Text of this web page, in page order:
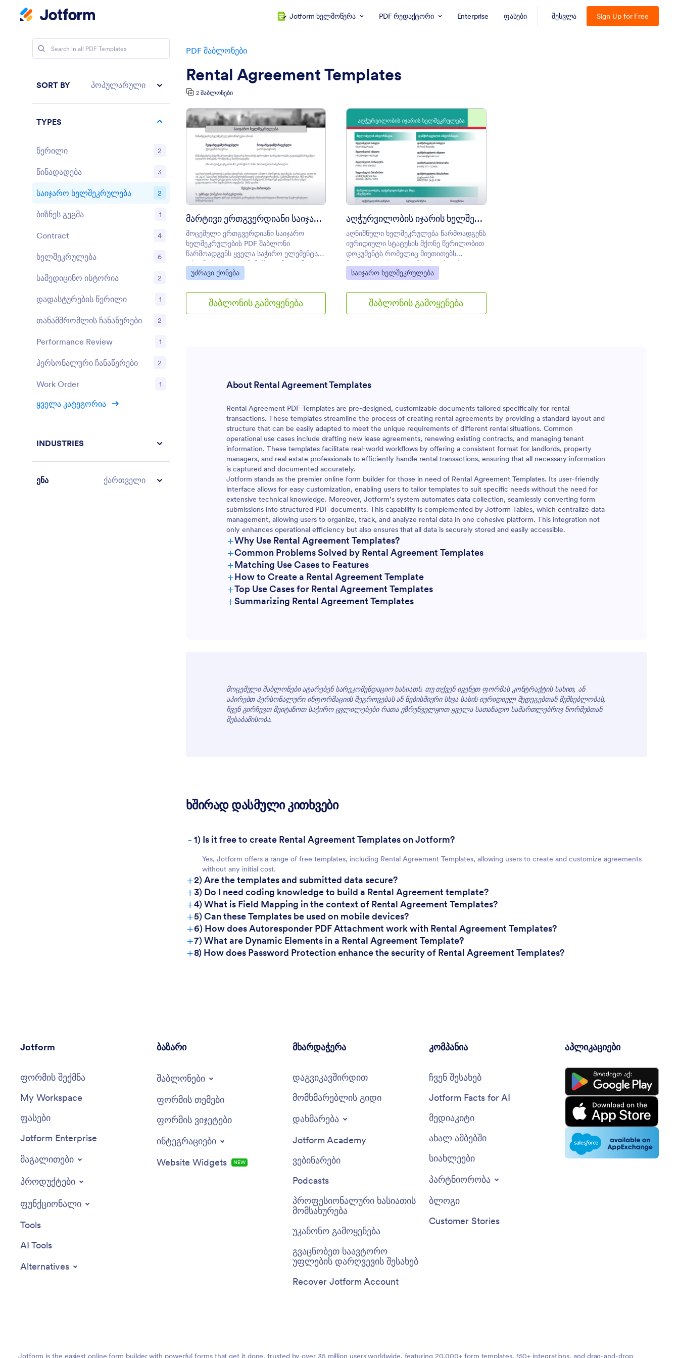
Jotform ხელმოწერა PDF რედაქტორი Enterprise ფასები შესვლა Sign Up for Free
PDF შაბლონები
Rental Agreement Templates
2 შაბლონები
გადახედვა: მარტივი ერთგვერდიანი საიჯარო ხელშეკ?
მარტივი ერთგვერდიანი საიჯარო ხელშეკ?
მოცემული ერთგვერდიანი საიჯარო
ხელშეკრულების PDF შაბლონი
წარმოადგენს ყველა საჭირო ელემენტს
ერთ მარტივ დოკუმენტში. გამოიყენეთ
მოცემული საიჯარო ხელშეკრულების
დაზოგეთ თქვენი საკუთარი PDF
შაბლონის შექმნისთვის საჭირო დრო.
Go to Category:
უძრავი ქონება
შაბლონის გამოყენება
გადახედვა: აღჭურვილობის იჯარის ხელშეკრულება
აღჭურვილობის იჯარის ხელშეკრულება
აღნიშნული ხელშეკრულება წარმოადგენს
იურიდიული სტატუსის მქონე წერილობით
დოკუმენტს რომელიც მიუთითებს
მფლობელისა და დამქირავებლის
ინფორმაციას, იჯარით გადაცემული
ინვენტარის დეტალებს, მხარეთა
უფლებებსა და მოვალეობებს.
Go to Category:
საიჯარო ხელშეკრულება
შაბლონის გამოყენება
About Rental Agreement Templates
Rental Agreement PDF Templates are pre-designed, customizable documents tailored specifically for rental
transactions. These templates streamline the process of creating rental agreements by providing a standard layout and
structure that can be easily adapted to meet the unique requirements of different rental situations. Common
operational use cases include drafting new lease agreements, renewing existing contracts, and managing tenant
information. These templates facilitate real-world workflows by offering a consistent format for landlords, property
managers, and real estate professionals to efficiently handle rental transactions, ensuring that all necessary information
is captured and documented accurately.
Jotform stands as the premier online form builder for those in need of Rental Agreement Templates. Its user-friendly
interface allows for easy customization, enabling users to tailor templates to suit specific needs without the need for
extensive technical knowledge. Moreover, Jotform’s system automates data collection, seamlessly converting form
submissions into structured PDF documents. This capability is complemented by Jotform Tables, which centralize data
management, allowing users to organize, track, and analyze rental data in one cohesive platform. This integration not
only enhances operational efficiency but also ensures that all data is securely stored and easily accessible.
+Why Use Rental Agreement Templates?
+Common Problems Solved by Rental Agreement Templates
+Matching Use Cases to Features
+How to Create a Rental Agreement Template
+Top Use Cases for Rental Agreement Templates
For Managers
For Customers
+Summarizing Rental Agreement Templates
მოცემული შაბლონები ატარებენ სარეკომენდაციო ხასიათს. თუ თქვენ იყენეთ ფორმას კონტრაქტის სახით, ან
აპირებთ პერსონალური ინფორმაციის შეგროვებას ან ნებისმიერი სხვა სახის იურიდიულ შედეგებთან შემხებლობას,
ჩვენ გირჩევთ შეიტანოთ საჭირო ცვლილებები რათა უზრუნველყოთ ყველა სათანადო სამართლებრივ ნორმებთან
შესაბამისობა.
ხშირად დასმული კითხვები
- 1) Is it free to create Rental Agreement Templates on Jotform?
Yes, Jotform offers a range of free templates, including Rental Agreement Templates, allowing users to create and customize agreements
without any initial cost.
+2) Are the templates and submitted data secure?
+3) Do I need coding knowledge to build a Rental Agreement template?
+4) What is Field Mapping in the context of Rental Agreement Templates?
+5) Can these Templates be used on mobile devices?
+6) How does Autoresponder PDF Attachment work with Rental Agreement Templates?
+7) What are Dynamic Elements in a Rental Agreement Template?
+8) How does Password Protection enhance the security of Rental Agreement Templates?
SORT BY პოპულარული
TYPES
წერილი 2
წინადადება 3
საიჯარო ხელშეკრულება 2
ბიზნეს გეგმა 1
Contract 4
ხელშეკრულება 6
სამედიცინო ისტორია 2
დადასტურების წერილი 1
თანამშრომლის ჩანაწერები 2
Performance Review 1
პერსონალური ჩანაწერები 2
Work Order 1
ყველა კატეგორია
INDUSTRIES
ენა ქართველი
Jotform
ფორმის შექმნა
My Workspace
ფასები
Jotform Enterprise
მაგალითები
პროდუქტები
ფუნქციონალი
Tools
AI Tools
Alternatives
ბაზარი
შაბლონები
ფორმის თემები
ფორმის ვიჯეტები
ინტეგრაციები
Website Widgets
NEW
მხარდაჭერა
დაგვიკავშირდით
მომხმარებლის გიდი
დახმარება
Jotform Academy
ვებინარები
Podcasts
პროფესიონალური ხასიათის
მომსახურება
უკანონო გამოყენება
გვაცნობეთ საავტორო
უფლების დარღვევის შესახებ
Recover Jotform Account
კომპანია
ჩვენ შესახებ
Jotform Facts for AI
მედიაკიტი
ახალ ამბებში
სიახლეები
პარტნიორობა
ბლოგი
Customer Stories
აპლიკაციები
Jotform is the easiest online form builder with powerful forms that get it done, trusted by over 35 million users worldwide, featuring 20,000+ form templates, 150+ integrations, and drag-and-drop